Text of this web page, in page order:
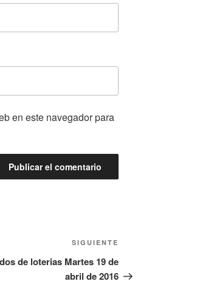
en este navegador para
entrada
SIGUIENTE
de loterias Martes 19 de
abril de 2016